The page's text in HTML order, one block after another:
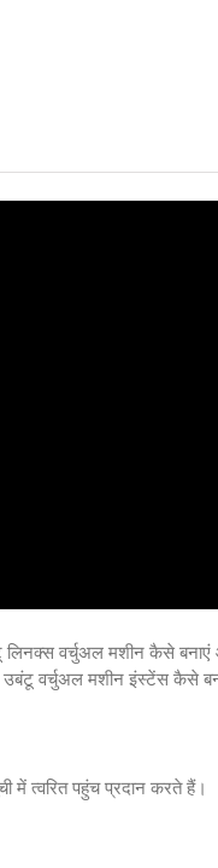
लिनक्स वर्चुअल मशीन कैसे
वर्चुअल मशीन इंस्टेंस कैसे
में त्वरित पहुंच प्रदान करते हैं।